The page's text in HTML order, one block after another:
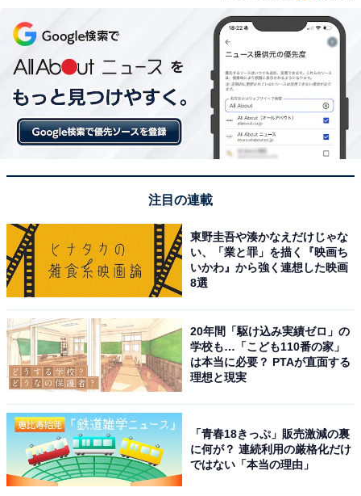
注目の連載
東野圭吾や湊かなえだけじゃな
い、「業と罪」を描く『映画ち
いかわ』から強く連想した映画
8選
20年間「駆け込み実績ゼロ」の
学校も…「こども110番の家」
は本当に必要？ PTAが直面する
理想と現実
「青春18きっぷ」販売激減の裏
に何が？ 連続利用の厳格化だけ
ではない「本当の理由」